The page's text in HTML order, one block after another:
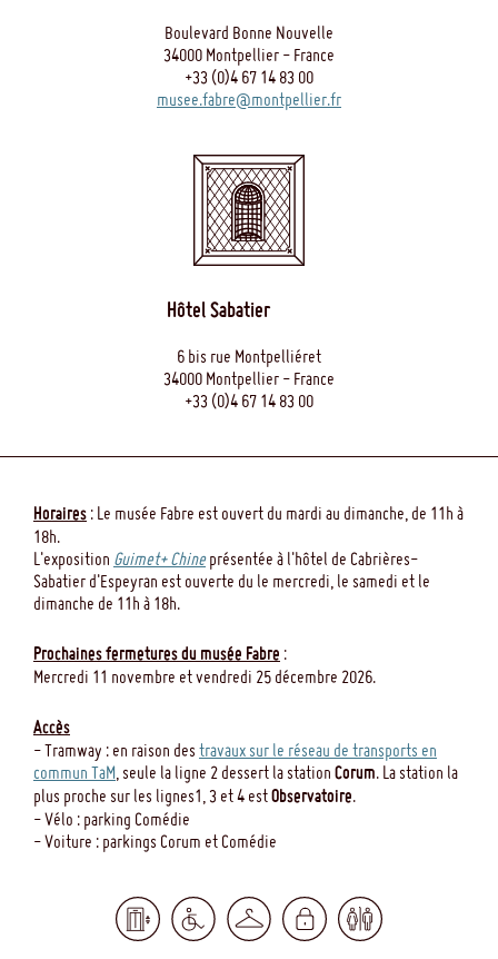
Boulevard Bonne Nouvelle
34000 Montpellier - France
+33 (0)4 67 14 83 00
musee.fabre@montpellier.fr
Hôtel Sabatier
6 bis rue Montpelliéret
34000 Montpellier - France
+33 (0)4 67 14 83 00
Horaires : Le musée Fabre est ouvert du mardi au dimanche, de 11h à
18h.
L'exposition Guimet+ Chineprésentée à l'hôtel de Cabrières-
Sabatier d'Espeyran est ouverte du le mercredi, le samedi et le
dimanche de 11h à 18h.
Prochaines fermetures du musée Fabre :
Mercredi 11 novembre et vendredi 25 décembre 2026.
Accès
- Tramway : en raison des travaux sur le réseau de transports en
commun TaM , seule la ligne 2 dessert la station Corum. La station la
plus proche sur les lignes1, 3 et 4 estObservatoire.
- Vélo : parking Comédie
- Voiture : parkings Corum et Comédie